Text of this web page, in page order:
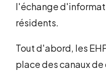
l'échange
résidents.
Tout d'abord, les
place des canaux